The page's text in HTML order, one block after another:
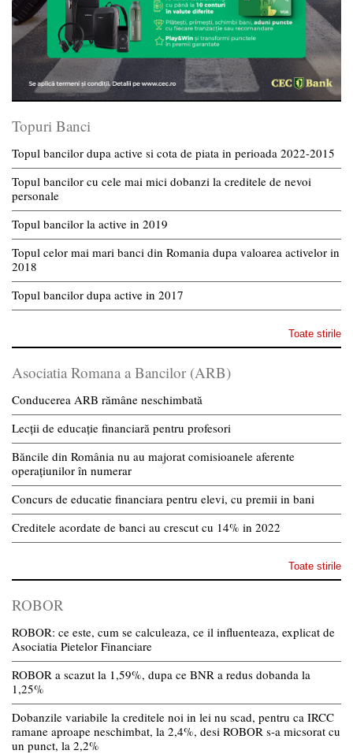
Topuri Banci
Topul bancilor dupa active si cota de piata in perioada 2022-2015
Topul bancilor cu cele mai mici dobanzi la creditele de nevoi
personale
Topul bancilor la active in 2019
Topul celor mai mari banci din Romania dupa valoarea activelor in
2018
Topul bancilor dupa active in 2017
Toate stirile
Asociatia Romana a Bancilor (ARB)
Conducerea ARB rămâne neschimbată
Lecții de educație financiară pentru profesori
Băncile din România nu au majorat comisioanele aferente
operațiunilor în numerar
Concurs de educatie financiara pentru elevi, cu premii in bani
Creditele acordate de banci au crescut cu 14% in 2022
Toate stirile
ROBOR
ROBOR: ce este, cum se calculeaza, ce il influenteaza, explicat de
Asociatia Pietelor Financiare
ROBOR a scazut la 1,59%, dupa ce BNR a redus dobanda la
1,25%
Dobanzile variabile la creditele noi in lei nu scad, pentru ca IRCC
ramane aproape neschimbat, la 2,4%, desi ROBOR s-a micsorat cu
un punct, la 2,2%